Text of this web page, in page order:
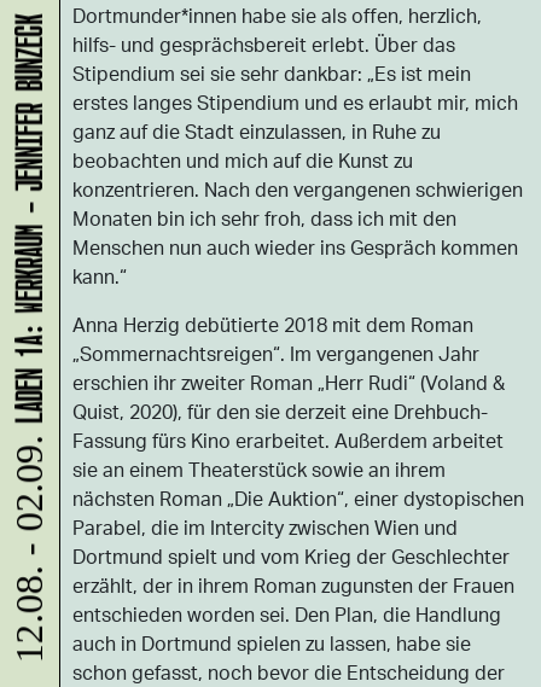
Dortmunder*innen habe sie als offen, herzlich,
hilfs- und gesprächsbereit erlebt. Über das
Stipendium sei sie sehr dankbar: „Es ist mein
erstes langes Stipendium und es erlaubt mir, mich
ganz auf die Stadt einzulassen, in Ruhe zu
beobachten und mich auf die Kunst zu
konzentrieren. Nach den vergangenen schwierigen
Monaten bin ich sehr froh, dass ich mit den
Menschen nun auch wieder ins Gespräch kommen
kann.“
Anna Herzig debütierte 2018 mit dem Roman
„Sommernachtsreigen“. Im vergangenen Jahr
erschien ihr zweiter Roman „Herr Rudi“ (Voland &
Quist, 2020), für den sie derzeit eine Drehbuch-
Fassung fürs Kino erarbeitet. Außerdem arbeitet
sie an einem Theaterstück sowie an ihrem
nächsten Roman „Die Auktion“, einer dystopischen
Parabel, die im Intercity zwischen Wien und
Dortmund spielt und vom Krieg der Geschlechter
erzählt, der in ihrem Roman zugunsten der Frauen
entschieden worden sei. Den Plan, die Handlung
auch in Dortmund spielen zu lassen, habe sie
schon gefasst, noch bevor die Entscheidung der
12.08. - 02.09.
LADEN 1A: WERKRAUM - JENNIFER BUNZECK